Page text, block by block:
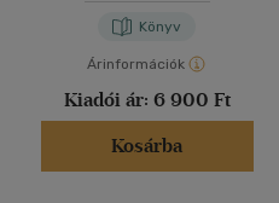
Könyv
Árinformációk
Kiadói ár: 6 900 Ft
Kosárba